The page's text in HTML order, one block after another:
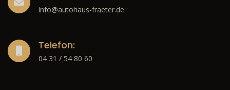
info@autohaus-fraeter.de
Telefon:
04 31 / 54 80 60